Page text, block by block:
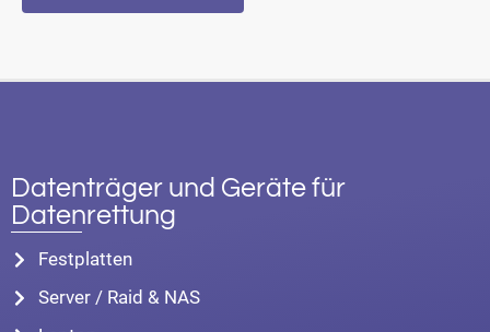
Datenträger und Geräte für
Datenrettung
Festplatten
Server / Raid & NAS